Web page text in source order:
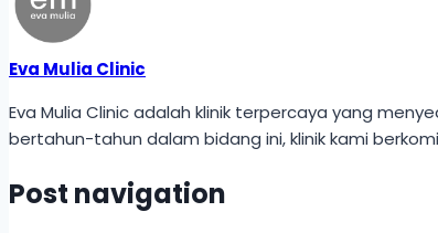
Eva Mulia Clinic
Eva Mulia Clinic adalah klinik terpercaya yang
bertahun-tahun dalam bidang ini, klinik kami
Post navigation